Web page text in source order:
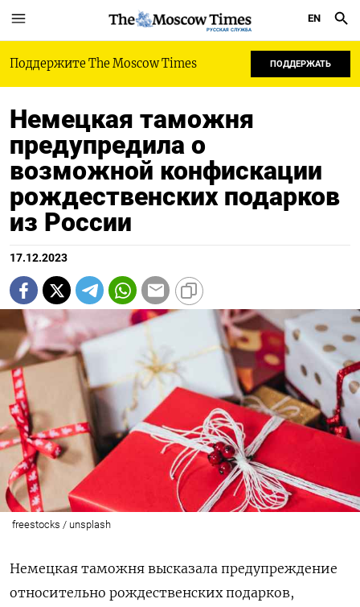
РУССКАЯ СЛУЖБА
EN
Поддержите The Moscow Times ПОДДЕРЖАТЬ
Немецкая таможня
предупредила о
возможной конфискации
рождественских подарков
из России
17.12.2023
freestocks / unsplash
Немецкая таможня высказала предупреждение
относительно рождественских подарков,